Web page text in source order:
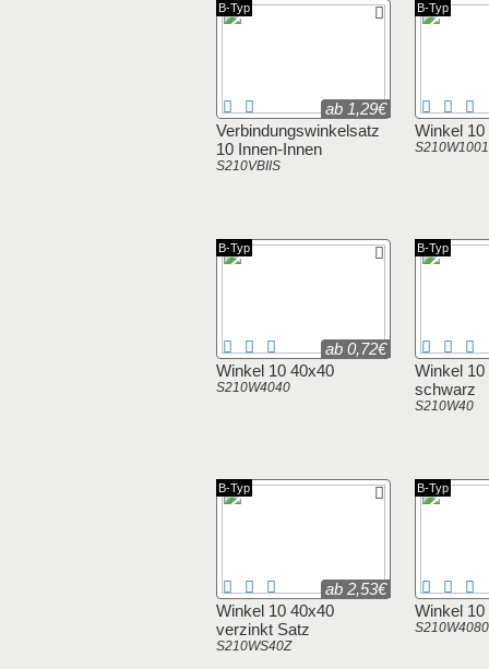
Verbindungswinkelsatz
10 Innen-Innen
S210VBIIS
ab 1,29€
B-Typ
Winkel 10
B-Typ
Winkel 10 40x40
S210W4040
ab 0,72€
B-Typ
Winkel 10
schwarz
S210W40
B-Typ
Winkel 10 40x40
verzinkt Satz
S210WS40Z
ab 2,53€
B-Typ
Winkel 10
S210W4080
B-Typ